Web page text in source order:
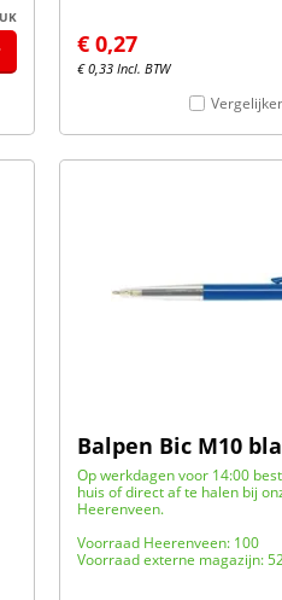
€ 0,27
€0,33 Incl. BTW
Balpen Bic M10
Op werkdagen voor 14:00
huis of direct af te halen bij
Heerenveen.
Voorraad Heerenveen: 100
Voorraad externe magazijn: